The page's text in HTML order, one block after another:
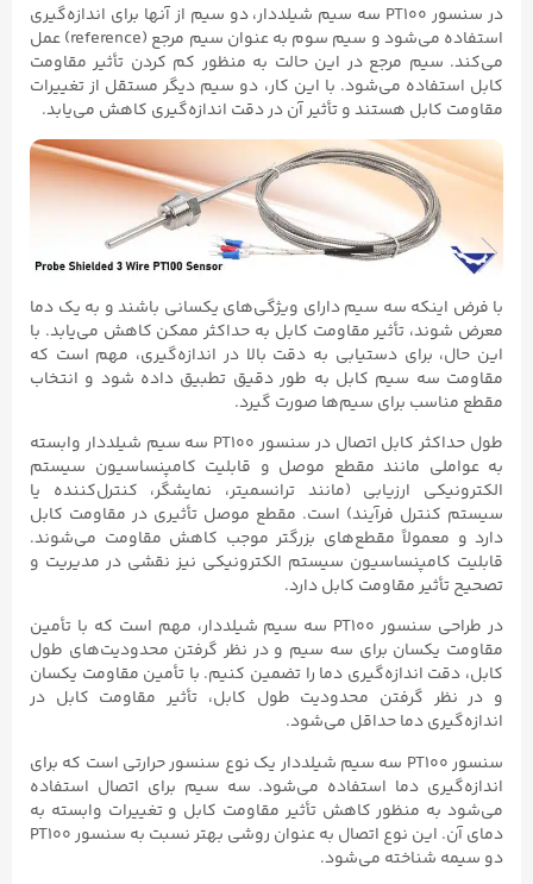
در سنسور PT100 سه سیم شیلددار، دو سیم از آنها برای اندازه‌گیری
استفاده می‌شود و سیم سوم به عنوان سیم مرجع (reference) عمل
می‌کند. سیم مرجع در این حالت به منظور کم کردن تأثیر مقاومت
کابل استفاده می‌شود. با این کار، دو سیم دیگر مستقل از تغییرات
مقاومت کابل هستند و تأثیر آن در دقت اندازه‌گیری کاهش می‌یابد.
با فرض اینکه سه سیم دارای ویژگی‌های یکسانی باشند و به یک دما
معرض شوند، تأثیر مقاومت کابل به حداکثر ممکن کاهش می‌یابد. با
این حال، برای دستیابی به دقت بالا در اندازه‌گیری، مهم است که
مقاومت سه سیم کابل به طور دقیق تطبیق داده شود و انتخاب
مقطع مناسب برای سیم‌ها صورت گیرد.
طول حداکثر کابل اتصال در سنسور PT100 سه سیم شیلددار وابسته
به عواملی مانند مقطع موصل و قابلیت کامپنساسیون سیستم
الکترونیکی ارزیابی (مانند ترانسمیتر، نمایشگر، کنترل‌کننده یا
سیستم کنترل فرآیند) است. مقطع موصل تأثیری در مقاومت کابل
دارد و معمولاً مقطع‌های بزرگتر موجب کاهش مقاومت می‌شوند.
قابلیت کامپنساسیون سیستم الکترونیکی نیز نقشی در مدیریت و
تصحیح تأثیر مقاومت کابل دارد.
در طراحی سنسور PT100 سه سیم شیلددار، مهم است که با تأمین
مقاومت یکسان برای سه سیم و در نظر گرفتن محدودیت‌های طول
کابل، دقت اندازه‌گیری دما را تضمین کنیم. با تأمین مقاومت یکسان
و در نظر گرفتن محدودیت طول کابل، تأثیر مقاومت کابل در
اندازه‌گیری دما حداقل می‌شود.
سنسور PT100 سه سیم شیلددار یک نوع سنسور حرارتی است که برای
اندازه‌گیری دما استفاده می‌شود. سه سیم برای اتصال استفاده
می‌شود به منظور کاهش تأثیر مقاومت کابل و تغییرات وابسته به
دمای آن. این نوع اتصال به عنوان روشی بهتر نسبت به سنسور PT100
دو سیمه شناخته می‌شود.